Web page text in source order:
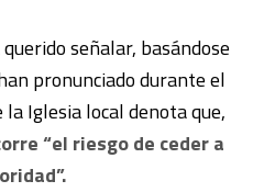
señalar, basándose
pronunciado durante el
Iglesia local denota que,
“el riesgo de ceder a